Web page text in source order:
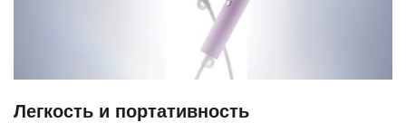
Легкость и портативность